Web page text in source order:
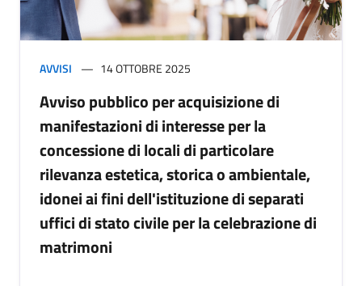
AVVISI 14 OTTOBRE 2025
Avviso pubblico per acquisizione di
manifestazioni di interesse per la
concessione di locali di particolare
rilevanza estetica, storica o ambientale,
idonei ai fini dell'istituzione di separati
uffici di stato civile per la celebrazione di
matrimoni